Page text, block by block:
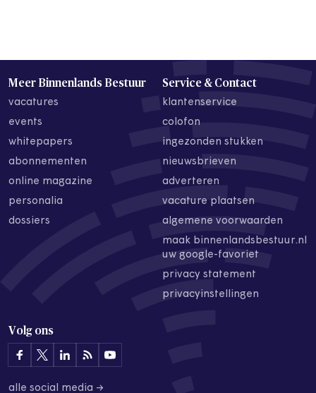
Meer Binnenlands Bestuur
vacatures
events
whitepapers
abonnementen
online magazine
personalia
dossiers
Service & Contact
klantenservice
colofon
ingezonden stukken
nieuwsbrieven
adverteren
vacature plaatsen
algemene voorwaarden
maak binnenlandsbestuur.nl
uw google-favoriet
privacy statement
privacyinstellingen
Volg ons
alle social media →